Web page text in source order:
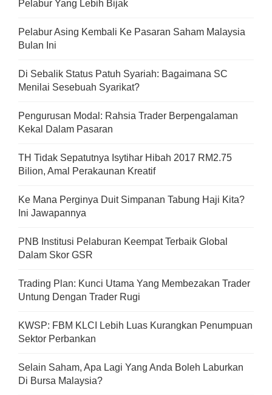
Pelabur Yang Lebih Bijak
Pelabur Asing Kembali Ke Pasaran Saham Malaysia
Bulan Ini
Di Sebalik Status Patuh Syariah: Bagaimana SC
Menilai Sesebuah Syarikat?
Pengurusan Modal: Rahsia Trader Berpengalaman
Kekal Dalam Pasaran
TH Tidak Sepatutnya Isytihar Hibah 2017 RM2.75
Bilion, Amal Perakaunan Kreatif
Ke Mana Perginya Duit Simpanan Tabung Haji Kita?
Ini Jawapannya
PNB Institusi Pelaburan Keempat Terbaik Global
Dalam Skor GSR
Trading Plan: Kunci Utama Yang Membezakan Trader
Untung Dengan Trader Rugi
KWSP: FBM KLCI Lebih Luas Kurangkan Penumpuan
Sektor Perbankan
Selain Saham, Apa Lagi Yang Anda Boleh Laburkan
Di Bursa Malaysia?